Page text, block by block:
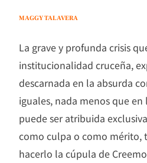
MAGGY TALAVERA
La grave y profunda crisis
institucionalidad cruceña,
descarnada en la absurda
iguales, nada menos que
puede ser atribuida
como culpa o como mérito,
hacerlo la cúpula de